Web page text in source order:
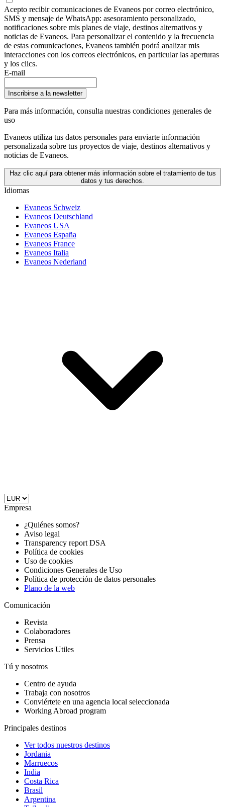
Acepto recibir comunicaciones de Evaneos por correo electrónico,
SMS y mensaje de WhatsApp: asesoramiento personalizado,
notificaciones sobre mis planes de viaje, destinos alternativos y
noticias de Evaneos. Para personalizar el contenido y la frecuencia
de estas comunicaciones, Evaneos también podrá analizar mis
interacciones con los correos electrónicos, en particular las aperturas
y los clics.
E-mail
Inscribirse a la newsletter
Para más información, consulta nuestras condiciones generales de
uso
Evaneos utiliza tus datos personales para enviarte información
personalizada sobre tus proyectos de viaje, destinos alternativos y
noticias de Evaneos.
Haz clic aquí para obtener más información sobre el tratamiento de tus
datos y tus derechos.
Idiomas
Evaneos Schweiz
Evaneos Deutschland
Evaneos USA
Evaneos España
Evaneos France
Evaneos Italia
Evaneos Nederland
Empresa
¿Quiénes somos?
Aviso legal
Transparency report DSA
Política de cookies
Uso de cookies
Condiciones Generales de Uso
Política de protección de datos personales
Plano de la web
Comunicación
Revista
Colaboradores
Prensa
Servicios Utiles
Tú y nosotros
Centro de ayuda
Trabaja con nosotros
Conviértete en una agencia local seleccionada
Working Abroad program
Principales destinos
Ver todos nuestros destinos
Jordania
Marruecos
India
Costa Rica
Brasil
Argentina